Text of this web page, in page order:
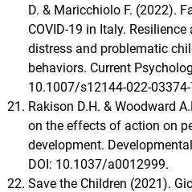
D. & Maricchiolo F. (2022).
COVID-19 in Italy.
distress and problematic
behaviors. Current
10.1007/s12144-022-03374-
Rakison D.H. & Woodward
on the effects of action on
development.
DOI: 10.1037/a0012999.
Save the Children (2021).